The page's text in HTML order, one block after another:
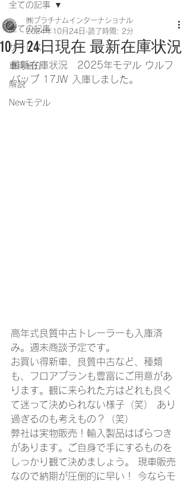
全ての記事
サービス
車両紹介
解説
Newモデル
全ての記事
10月24日現在 最新在庫状況
㈱プラチナムインターナショナル
2024年10月24日 読了時間: 2分
最新在庫状況　2025年モデル ウルフ
パップ 17JW 入庫しました。
高年式良質中古トレーラーも入庫済
み。週末商談予定です。
お買い得新車、良質中古など、種類
も、フロアプランも豊富にご用意があ
ります。観に来られた方はどれも良く
て迷って決められない様子（笑） あり
過ぎるのも考えもの？（笑）
弊社は実物販売！輸入製品はばらつき
があります。ご自身で手にするものを
しっかり観て決めましょう。 現車販売
なので納期が圧倒的に早い！ 今ならモ